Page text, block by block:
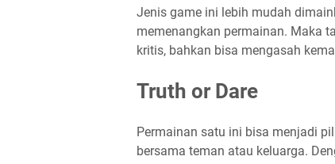
Jenis game ini lebih mudah
memenangkan permainan. Maka
kritis, bahkan bisa mengasah
Truth or Dare
Permainan satu ini bisa menjadi
bersama teman atau keluarga.